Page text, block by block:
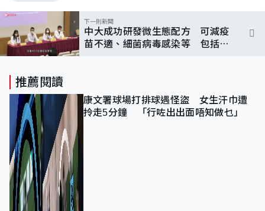
下一則新聞
中大成功研發微生態配方 可減疫
苗不適、細菌病毒感染等 包括新
推薦閱讀
康文署球場打排球遇怪盜 女生汗巾遭
拎走5分鐘 「行咗出出面唔知做乜」